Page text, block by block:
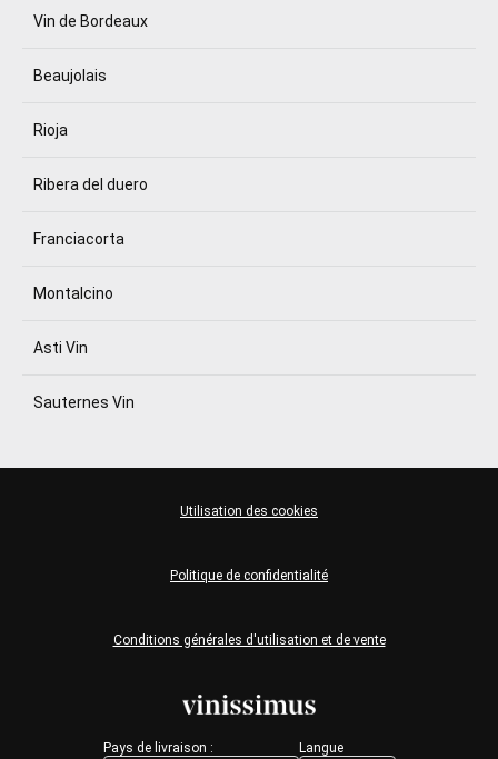
Vin de Bordeaux
Beaujolais
Rioja
Ribera del duero
Franciacorta
Montalcino
Asti Vin
Sauternes Vin
Pays de livraison : Langue
Conditions générales d'utilisation et de vente
Politique de confidentialité
Utilisation des cookies